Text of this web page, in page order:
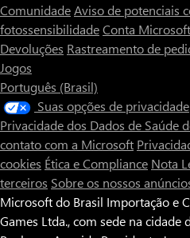
ComunidadeAviso de potenciais
fotossensibilidadeConta Microsoft
Devoluções Rastreamento de
Jogos
Português (Brasil)
Suas opções de privacidade
Privacidade dos Dados de Saúde
contato com a Microsoft
cookies Ética e Compliance Nota
terceiros Sobre os nossos
Microsoft do Brasil Importação e
Games Ltda., com sede na cidade